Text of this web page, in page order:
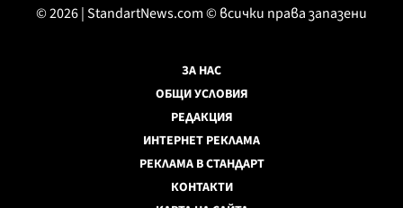
© 2026 | StandartNews.com © всички права запазени
ЗА НАС
ОБЩИ УСЛОВИЯ
РЕДАКЦИЯ
ИНТЕРНЕТ РЕКЛАМА
РЕКЛАМА В СТАНДАРТ
КОНТАКТИ